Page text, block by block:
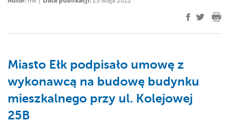
Miasto Ełk podpisało umowę z
wykonawcą na budowę budynku
mieszkalnego przy ul. Kolejowej
25B